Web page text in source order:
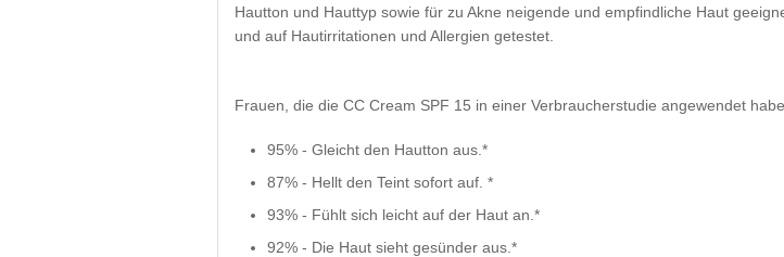
Hautton und Hauttyp sowie für zu Akne neigende und empfindliche Haut
und auf Hautirritationen und Allergien getestet.
Frauen, die die CC Cream SPF 15 in einer Verbraucherstudie angewendet
95% - Gleicht den Hautton aus.*
87% - Hellt den Teint sofort auf. *
93% - Fühlt sich leicht auf der Haut an.*
92% - Die Haut sieht gesünder aus.*